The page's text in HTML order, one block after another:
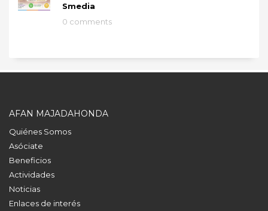
Smedia
0 comments
AFAN MAJADAHONDA
Quiénes Somos
Asóciate
Beneficios
Actividades
Noticias
Enlaces de interés